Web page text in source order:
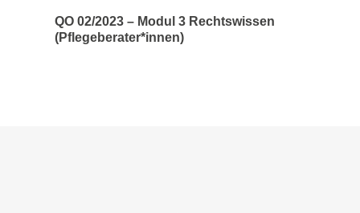
QO 02/2023 – Modul 3 Rechtswissen
(Pflegeberater*innen)